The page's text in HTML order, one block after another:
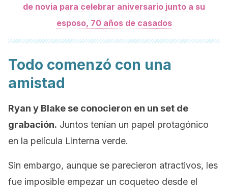
de novia para celebrar aniversario junto a su
esposo, 70 años de casados
Todo comenzó con una
amistad
Ryan y Blake se conocieron en un set de
grabación. Juntos tenían un papel protagónico
en la película Linterna verde.
Sin embargo, aunque se parecieron atractivos, les
fue imposible empezar un coqueteo desde el